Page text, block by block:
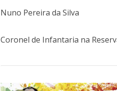
Nuno Pereira da Silva
Coronel de Infantaria na